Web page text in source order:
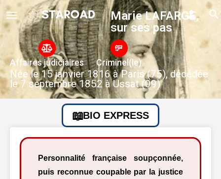
Marie LAFARGE,
sur ses pas
Affaires judiciaires Criminel(le)
Née le 15 janvier 1816 à Paris (75), décédée
le 7 septembre 1852 à Ussat (09)
BIO EXPRESS
Personnalité française soupçonnée,
puis reconnue coupable par la justice